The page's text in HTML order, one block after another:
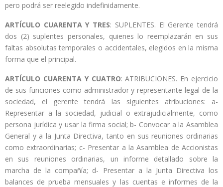
pero podrá ser reelegido indefinidamente.
ARTÍCULO CUARENTA Y TRES: SUPLENTES. El Gerente tendrá
dos (2) suplentes personales, quienes lo reemplazarán en sus
faltas absolutas temporales o accidentales, elegidos en la misma
forma que el principal.
ARTÍCULO CUARENTA Y CUATRO: ATRIBUCIONES. En ejercicio
de sus funciones como administrador y representante legal de la
sociedad, el gerente tendrá las siguientes atribuciones: a-
Representar a la sociedad, judicial o extrajudicialmente, como
persona jurídica y usar la firma social; b- Convocar a la Asamblea
General y a la Junta Directiva, tanto en sus reuniones ordinarias
como extraordinarias; c- Presentar a la Asamblea de Accionistas
en sus reuniones ordinarias, un informe detallado sobre la
marcha de la compañía; d- Presentar a la Junta Directiva los
balances de prueba mensuales y las cuentas e informes de la